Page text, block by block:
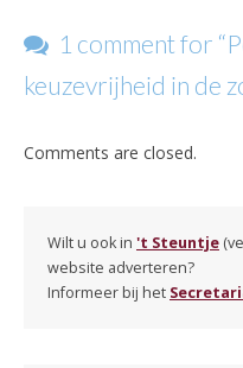
1 comment for “
keuzevrijheid in de
Comments are closed.
Wilt u ook in 't Steuntje
website adverteren?
Informeer bij het